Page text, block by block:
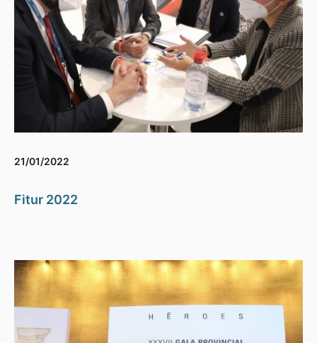
21/01/2022
Fitur 2022